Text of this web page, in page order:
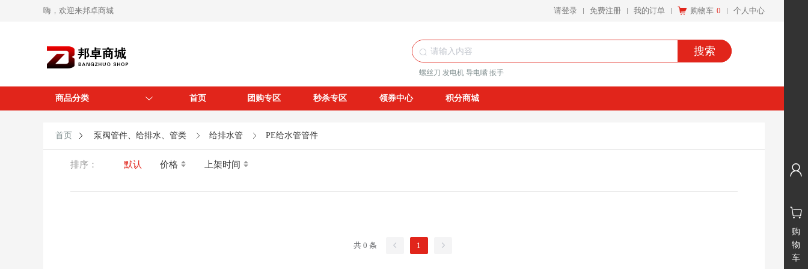
嗨，欢迎来邦卓商城 请登录 免费注册 我的订单 购物车 0 个人中心
搜索
螺丝刀 发电机 导电嘴 扳手
商品分类 首页 团购专区 秒杀专区 领券中心 积分商城
购
物
车
首页 泵阀管件、给排水、管类 给排水管 PE给水管管件
排序： 默认 价格 上架时间
共 0 条 1